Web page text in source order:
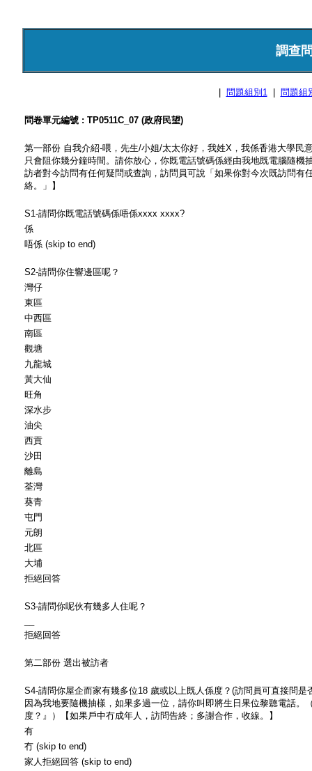
調查
問題組別1| 問題組
問卷單元編號 : TP0511C_07 (政府民望)
第一部份 自我介紹-喂，先生/小姐/太太你好，我姓X，我係香港大學民
只會阻你幾分鐘時間。請你放心，你既電話號碼係經由我地既電腦隨
訪者對今訪問有任何疑問或查詢，訪問員可說「如果你對今次既訪問
絡。」】
S1-請問你既電話號碼係唔係xxxx xxxx?
係
唔係 (skip to end)
S2-請問你住響邊區呢？
灣仔
東區
中西區
南區
觀塘
九龍城
黃大仙
旺角
深水步
油尖
西貢
沙田
離島
荃灣
葵青
屯門
元朗
北區
大埔
拒絕回答
S3-請問你呢伙有幾多人住呢？
拒絕回答
第二部份 選出被訪者
S4-請問你屋企而家有幾多位18 歲或以上既人係度？(訪問員可直接問
因為我地要隨機抽樣，如果多過一位，請你叫即將生日果位黎聽電話
度？』）【如果戶中冇成年人，訪問告終；多謝合作，收線。】
有
冇 (skip to end)
家人拒絕回答 (skip to end)